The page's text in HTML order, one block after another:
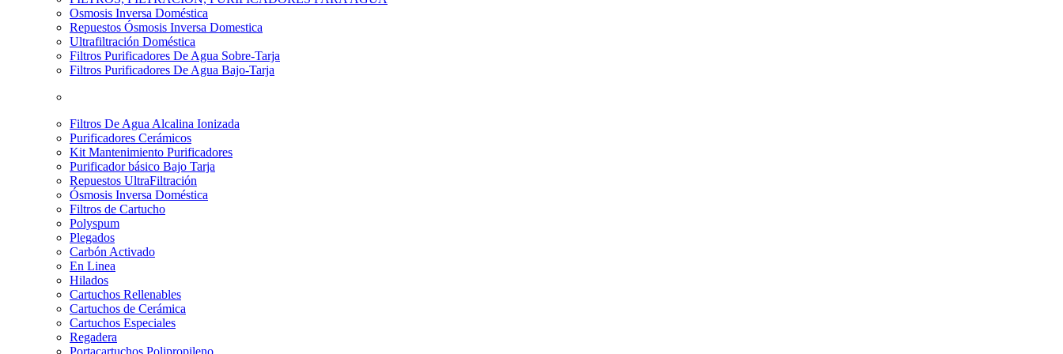
Osmosis Inversa Doméstica
Repuestos Ósmosis Inversa Domestica
Ultrafiltración Doméstica
Filtros Purificadores De Agua Sobre-Tarja
Filtros Purificadores De Agua Bajo-Tarja
Filtros De Agua Alcalina Ionizada
Purificadores Cerámicos
Kit Mantenimiento Purificadores
Purificador básico Bajo Tarja
Repuestos UltraFiltración
Ósmosis Inversa Doméstica
Filtros de Cartucho
Polyspum
Plegados
Carbón Activado
En Linea
Hilados
Cartuchos Rellenables
Cartuchos de Cerámica
Cartuchos Especiales
Regadera
Portacartuchos Polipropileno